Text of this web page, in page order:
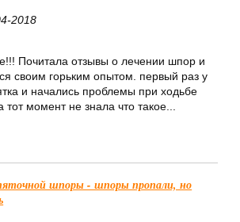
2018
Почитала отзывы о лечении шпор и
своим горьким опытом. первый раз у
и начались проблемы при ходьбе
момент не знала что такое...
шпоры - шпоры пропали, но